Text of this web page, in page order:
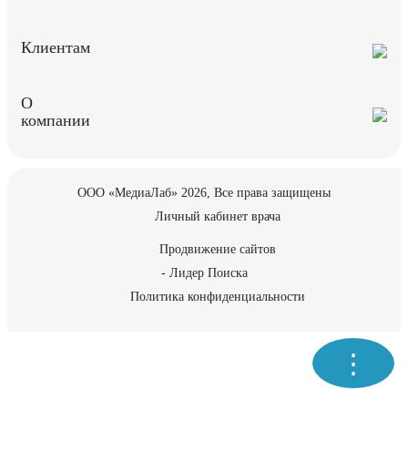
⋮
Клиентам
О
компании
ООО «МедиаЛаб» 2026, Все права защищены
Личный кабинет врача
Продвижение сайтов
- Лидер Поиска
Политика конфиденциальности